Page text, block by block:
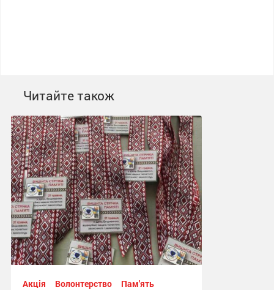
Читайте також
Акція Волонтерство Пам'ять